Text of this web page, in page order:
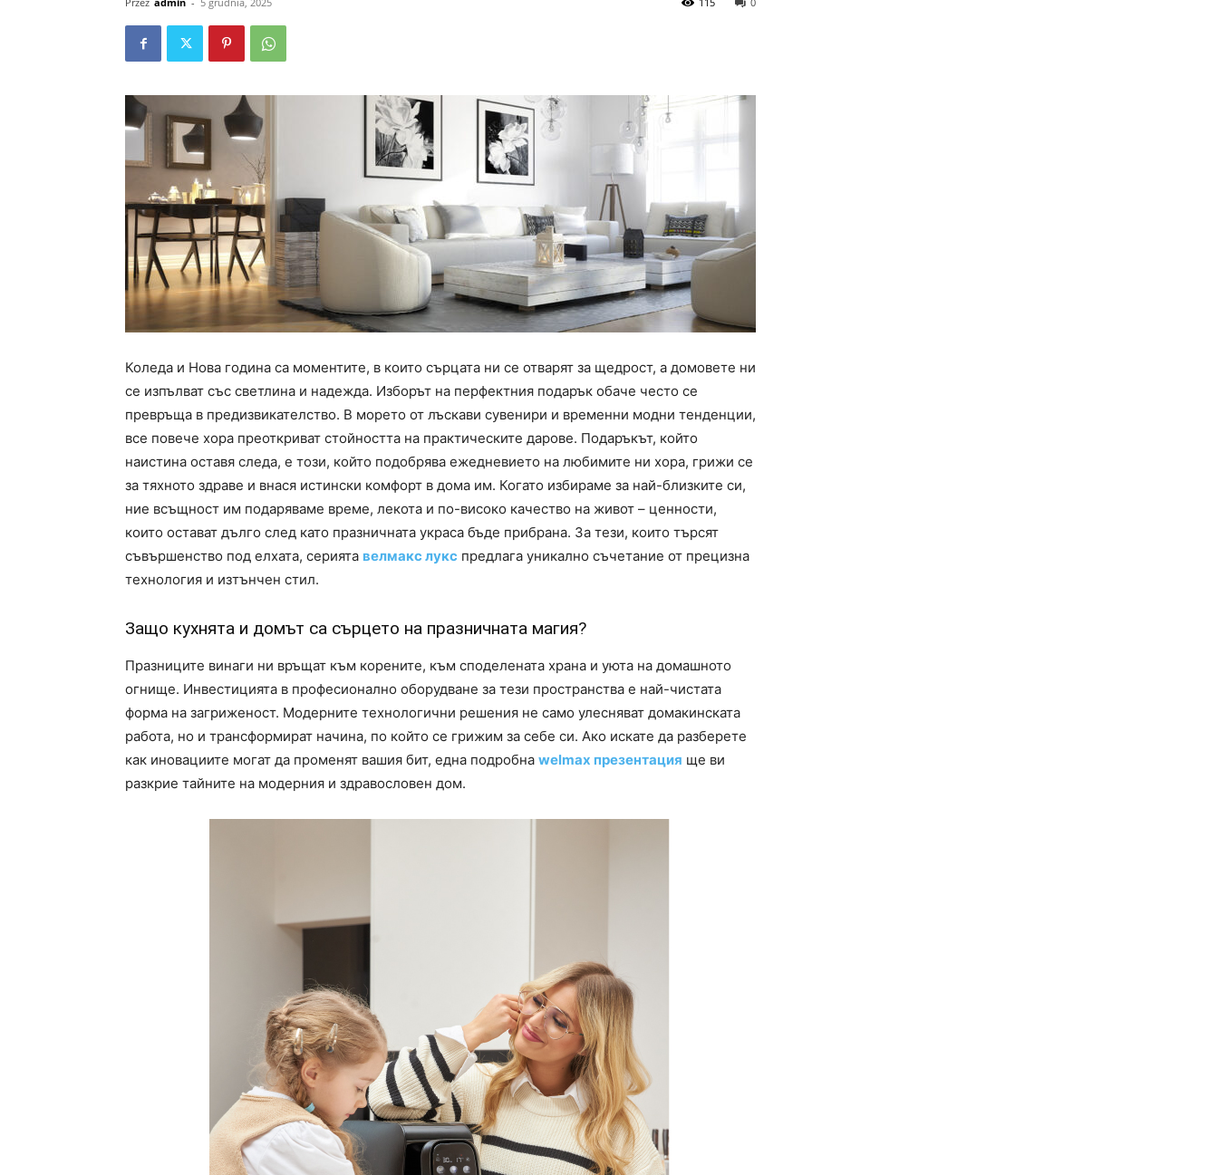
Коледа и Нова година са моментите, в които сърцата ни се отварят за щедрост, а домовете ни
се изпълват със светлина и надежда. Изборът на перфектния подарък обаче често се
превръща в предизвикателство. В морето от лъскави сувенири и временни модни тенденции,
все повече хора преоткриват стойността на практическите дарове. Подаръкът, който
наистина оставя следа, е този, който подобрява ежедневието на любимите ни хора, грижи се
за тяхното здраве и внася истински комфорт в дома им. Когато избираме за най-близките си,
ние всъщност им подаряваме време, лекота и по-високо качество на живот – ценности,
които остават дълго след като празничната украса бъде прибрана. За тези, които търсят
съвършенство под елхата, серията велмакс лукс предлага уникално съчетание от прецизна
технология и изтънчен стил.
Защо кухнята и домът са сърцето на празничната магия?
Празниците винаги ни връщат към корените, към споделената храна и уюта на домашното
огнище. Инвестицията в професионално оборудване за тези пространства е най-чистата
форма на загриженост. Модерните технологични решения не само улесняват домакинската
работа, но и трансформират начина, по който се грижим за себе си. Ако искате да разберете
как иновациите могат да променят вашия бит, една подробна welmax презентация ще ви
разкрие тайните на модерния и здравословен дом.